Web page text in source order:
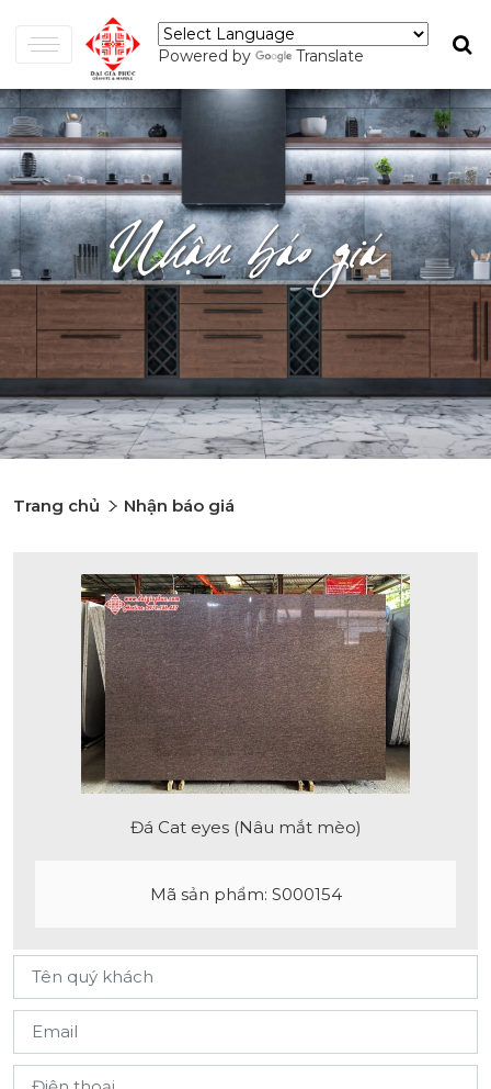
Powered by Translate
Nhận báo giá
Trang chủ Nhận báo giá
Đá Cat eyes (Nâu mắt mèo)
Mã sản phẩm: S000154